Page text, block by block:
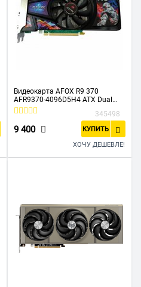
Видеокарта AFOX R9 370
AFR9370-4096D5H4 ATX Dual
Fan 4GB GDDR5 256bit DVI HDMI
345498
9 400 КУПИТЬ
ХОЧУ ДЕШЕВЛЕ!